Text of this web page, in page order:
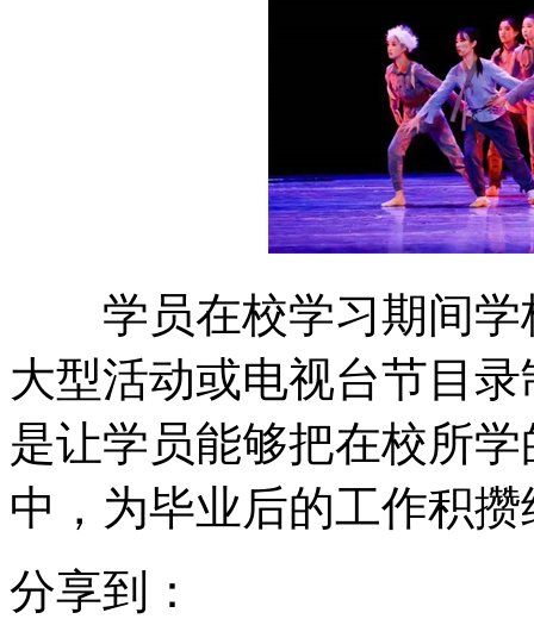
学员在校学习期间学
大型活动或电视台节目
是让学员能够把在校所
中，为毕业后的工作积
分享到：